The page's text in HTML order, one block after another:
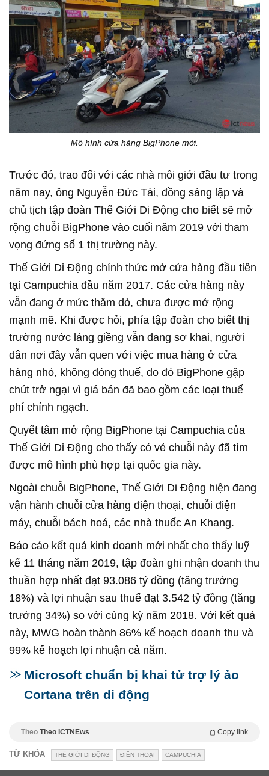
Mô hình cửa hàng BigPhone mới.
Trước đó, trao đổi với các nhà môi giới đầu tư trong
năm nay, ông Nguyễn Đức Tài, đồng sáng lập và
chủ tịch tập đoàn Thế Giới Di Động cho biết sẽ mở
rộng chuỗi BigPhone vào cuối năm 2019 với tham
vọng đứng số 1 thị trường này.
Thế Giới Di Động chính thức mở cửa hàng đầu tiên
tại Campuchia đầu năm 2017. Các cửa hàng này
vẫn đang ở mức thăm dò, chưa được mở rộng
mạnh mẽ. Khi được hỏi, phía tập đoàn cho biết thị
trường nước láng giềng vẫn đang sơ khai, người
dân nơi đây vẫn quen với việc mua hàng ở cửa
hàng nhỏ, không đóng thuế, do đó BigPhone gặp
chút trở ngại vì giá bán đã bao gồm các loại thuế
phí chính ngạch.
Quyết tâm mở rộng BigPhone tại Campuchia của
Thế Giới Di Động cho thấy có vẻ chuỗi này đã tìm
được mô hình phù hợp tại quốc gia này.
Ngoài chuỗi BigPhone, Thế Giới Di Động hiện đang
vận hành chuỗi cửa hàng điện thoại, chuỗi điện
máy, chuỗi bách hoá, các nhà thuốc An Khang.
Báo cáo kết quả kinh doanh mới nhất cho thấy luỹ
kế 11 tháng năm 2019, tập đoàn ghi nhận doanh thu
thuần hợp nhất đạt 93.086 tỷ đồng (tăng trưởng
18%) và lợi nhuận sau thuế đạt 3.542 tỷ đồng (tăng
trưởng 34%) so với cùng kỳ năm 2018. Với kết quả
này, MWG hoàn thành 86% kế hoạch doanh thu và
99% kế hoạch lợi nhuận cả năm.
Microsoft chuẩn bị khai tử trợ lý ảo
Cortana trên di động
Theo Theo ICTNEws Copy link
TỪ KHÓA THẾ GIỚI DI ĐỘNG ĐIỆN THOẠI CAMPUCHIA